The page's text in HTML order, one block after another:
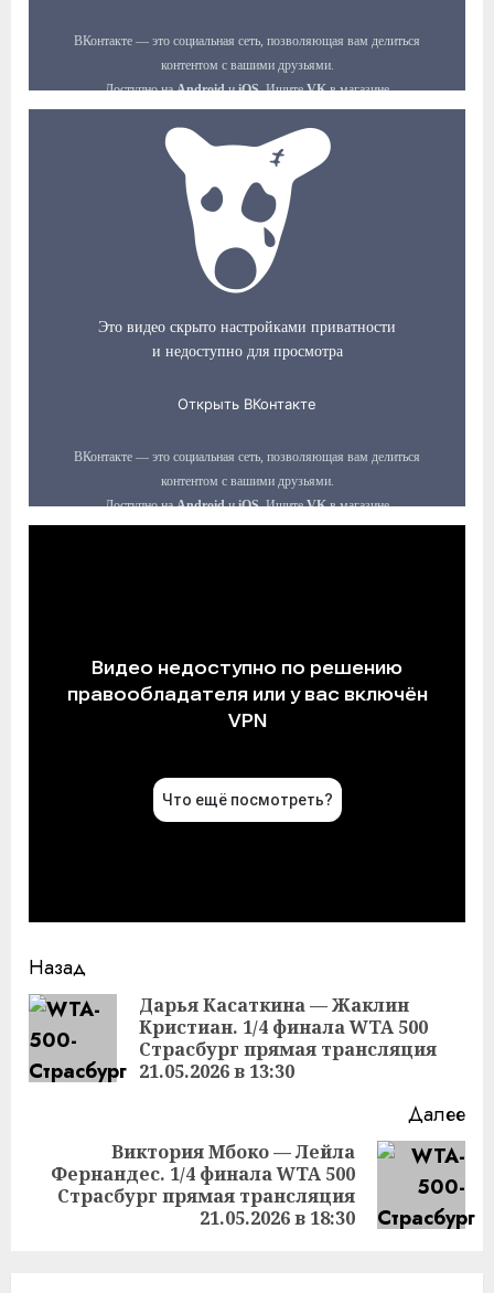
Продолжить
чтение
Назад
Дарья Касаткина — Жаклин
Кристиан. 1/4 финала WTA 500
Страсбург прямая трансляция
21.05.2026 в 13:30
Далее
Следующая
запись:
Виктория Мбоко — Лейла
Фернандес. 1/4 финала WTA 500
Страсбург прямая трансляция
21.05.2026 в 18:30